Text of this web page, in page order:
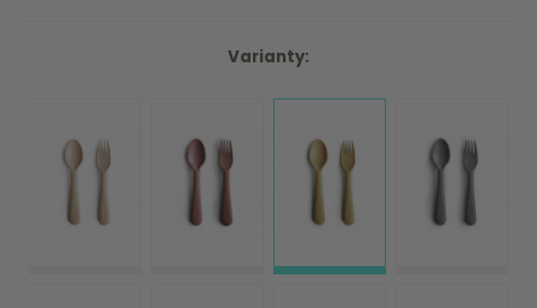
Varianty: